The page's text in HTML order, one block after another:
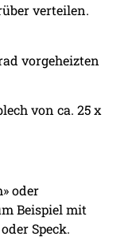
verteilen.
vorgeheizten
von ca. 25 x
oder
Beispiel mit
Speck.